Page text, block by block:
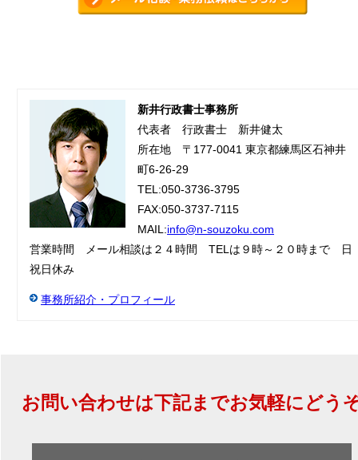
新井行政書士事務所
代表者 行政書士 新井健太
所在地 〒177-0041 東京都練馬区石神井
町6-26-29
TEL:050-3736-3795
FAX:050-3737-7115
MAIL:info@n-souzoku.com
営業時間 メール相談は２４時間 TELは９時～２０時まで 日
祝日休み
事務所紹介・プロフィール
お問い合わせは下記までお気軽にどう